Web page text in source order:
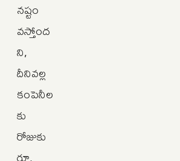
నష్టం
వస్తోంద
ని,
దీనివల్ల
కంపెనీల
కు
రోజుకు